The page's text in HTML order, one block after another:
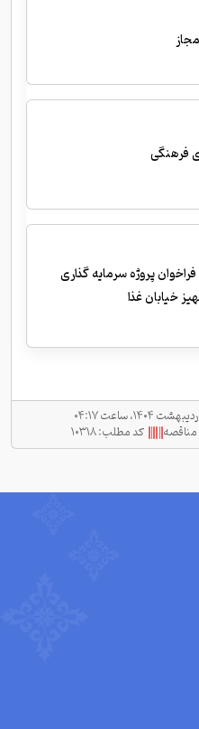
فرهنگی
پروژه سرمایه گذاری
خیابان غذا
مناقصه کد مطلب:۱۰۳۱۸